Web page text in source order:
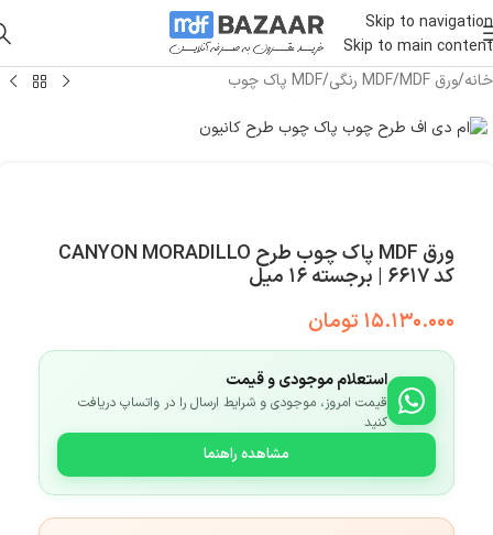
Skip to navigation
Skip to main content
خانه/ورق MDF /MDF رنگی /MDF پاک چوب
ورق MDF پاک چوب طرح CANYON MORADILLO
کد ۶۶۱۷ | برجسته ۱۶ میل
۱۵.۱۳۰.۰۰۰ تومان
استعلام موجودی و قیمت
قیمت امروز، موجودی و شرایط ارسال را در واتساپ دریافت
کنید
مشاهده راهنما